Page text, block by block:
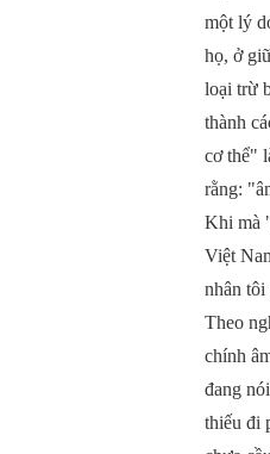
một lý
họ, ở
loại trừ
thành
cơ thể"
rằng:
Khi mà
Việt
nhân tôi
Theo
chính
đang
thiếu đi